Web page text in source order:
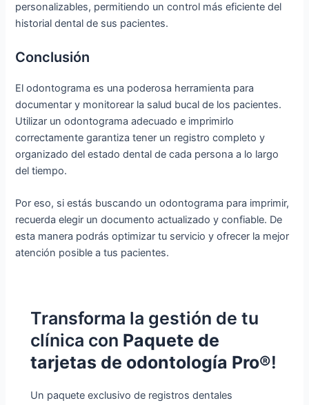
personalizables, permitiendo un control más eficiente del
historial dental de sus pacientes.
Conclusión
El odontograma es una poderosa herramienta para
documentar y monitorear la salud bucal de los pacientes.
Utilizar un odontograma adecuado e imprimirlo
correctamente garantiza tener un registro completo y
organizado del estado dental de cada persona a lo largo
del tiempo.
Por eso, si estás buscando un odontograma para imprimir,
recuerda elegir un documento actualizado y confiable. De
esta manera podrás optimizar tu servicio y ofrecer la mejor
atención posible a tus pacientes.
Transforma la gestión de tu
clínica con Paquete de
tarjetas de odontología Pro®!
Un paquete exclusivo de registros dentales